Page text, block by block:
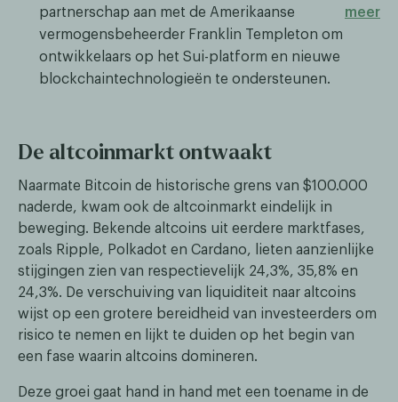
partnerschap aan met de Amerikaanse
vermogensbeheerder Franklin Templeton om
ontwikkelaars op het Sui-platform en nieuwe
blockchaintechnologieën te ondersteunen.
meer
De altcoinmarkt ontwaakt
Naarmate Bitcoin de historische grens van $100.000
naderde, kwam ook de altcoinmarkt eindelijk in
beweging. Bekende altcoins uit eerdere marktfases,
zoals Ripple, Polkadot en Cardano, lieten aanzienlijke
stijgingen zien van respectievelijk 24,3%, 35,8% en
24,3%. De verschuiving van liquiditeit naar altcoins
wijst op een grotere bereidheid van investeerders om
risico te nemen en lijkt te duiden op het begin van
een fase waarin altcoins domineren.
Deze groei gaat hand in hand met een toename in de